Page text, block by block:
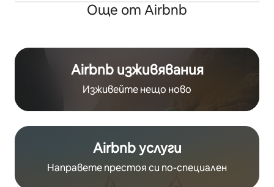
Още от Airbnb
Airbnb изживявания
Изживейте нещо ново
Airbnb услуги
Направете престоя си по-специален